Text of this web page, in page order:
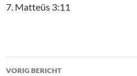
7. Matteüs 3:11
Bericht
VORIG BERICHT